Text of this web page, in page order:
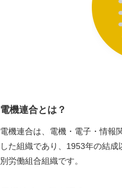
電機連合とは？
電機連合は、電機・電子・情報
した組織であり、1953年の結
別労働組合組織です。